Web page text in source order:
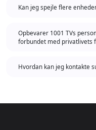
Kan jeg spejle flere
Opbevarer 1001 TVs
forbundet med privatlivets
Hvordan kan jeg kontakte